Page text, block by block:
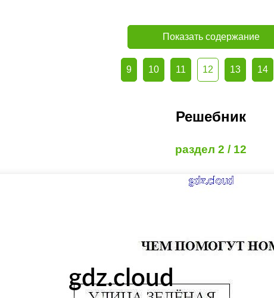
Показать содержание
9 10 11 12 13 14
Решебник
раздел 2 / 12